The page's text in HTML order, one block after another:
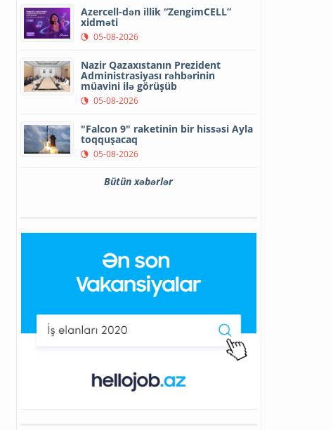
Azercell-dən illik “ZengimCELL”
xidməti
05-08-2026
Nazir Qazaxıstanın Prezident
Administrasiyası rəhbərinin
müavini ilə görüşüb
05-08-2026
"Falcon 9" raketinin bir hissəsi Ayla
toqquşacaq
05-08-2026
Bütün xəbərlər